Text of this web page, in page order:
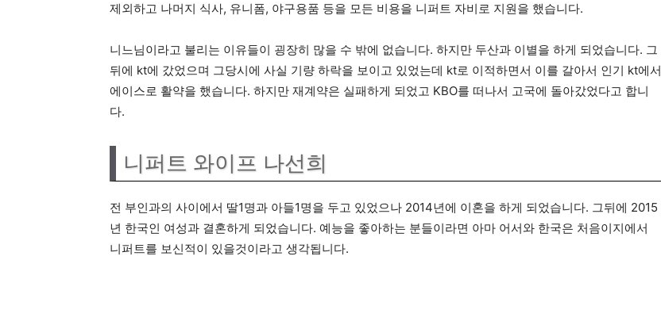
제외하고 나머지 식사, 유니폼, 야구용품 등을 모든 비용을 니퍼트 자비로 지원을 했습니다.
니느님이라고 불리는 이유들이 굉장히 많을 수 밖에 없습니다. 하지만 두산과 이별을 하게 되었습니다. 그
뒤에 kt에 갔었으며 그당시에 사실 기량 하락을 보이고 있었는데 kt로 이적하면서 이를 갈아서 인기 kt에서
에이스로 활약을 했습니다. 하지만 재계약은 실패하게 되었고 KBO를 떠나서 고국에 돌아갔었다고 합니
다.
니퍼트 와이프 나선희
전 부인과의 사이에서 딸1명과 아들1명을 두고 있었으나 2014년에 이혼을 하게 되었습니다. 그뒤에 2015
년 한국인 여성과 결혼하게 되었습니다. 예능을 좋아하는 분들이라면 아마 어서와 한국은 처음이지에서
니퍼트를 보신적이 있을것이라고 생각됩니다.